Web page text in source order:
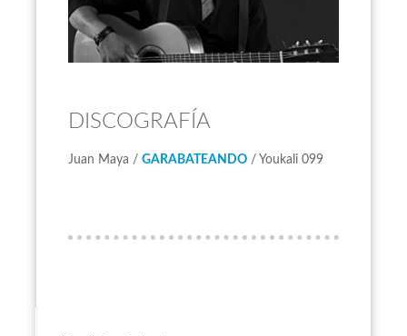
DISCOGRAFÍA
Juan Maya / GARABATEANDO / Youkali 099